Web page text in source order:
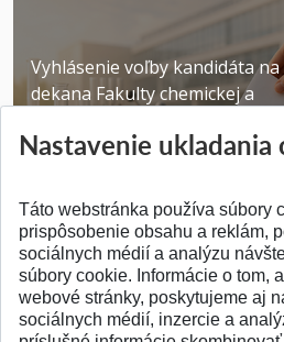
Vyhlásenie voľby kandidáta na
dekana Fakulty chemickej a
Publikované 31.07.2026
SPÄŤ NA
Nastavenie ukladania
Táto webstránka používa súbory
prispôsobenie obsahu a reklám,
sociálnych médií a analýzu
súbory cookie. Informácie o tom,
webové stránky, poskytujeme aj
sociálnych médií, inzercie a